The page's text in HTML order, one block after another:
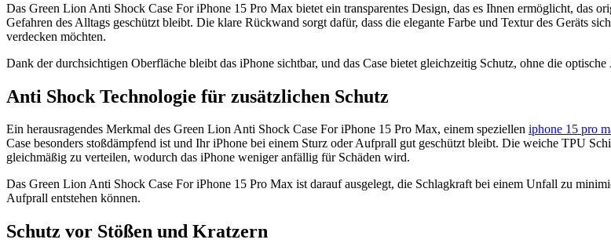
Das Green Lion Anti Shock Case For iPhone 15 Pro Max bietet ein transparentes Design, das es Ihnen ermöglicht, das
Gefahren des Alltags geschützt bleibt. Die klare Rückwand sorgt dafür, dass die elegante Farbe und Textur des Geräts
verdecken möchten.
Dank der durchsichtigen Oberfläche bleibt das iPhone sichtbar, und das Case bietet gleichzeitig Schutz, ohne die
Anti Shock Technologie für zusätzlichen Schutz
Ein herausragendes Merkmal des Green Lion Anti Shock Case For iPhone 15 Pro Max, einem speziellen iphone 15 pro
Case besonders stoßdämpfend ist und Ihr iPhone bei einem Sturz oder Aufprall gut geschützt bleibt. Die weiche TPU
gleichmäßig zu verteilen, wodurch das iPhone weniger anfällig für Schäden wird.
Das Green Lion Anti Shock Case For iPhone 15 Pro Max ist darauf ausgelegt, die Schlagkraft bei einem Unfall zu
Aufprall entstehen können.
Schutz vor Stößen und Kratzern